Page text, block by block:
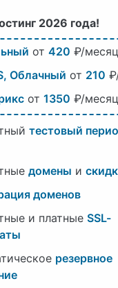
2026 года!
от 420 ₽/месяц
Облачный от 210
от 1350 ₽/месяц
тестовый
домены и
доменов
и платные SSL-
резервное